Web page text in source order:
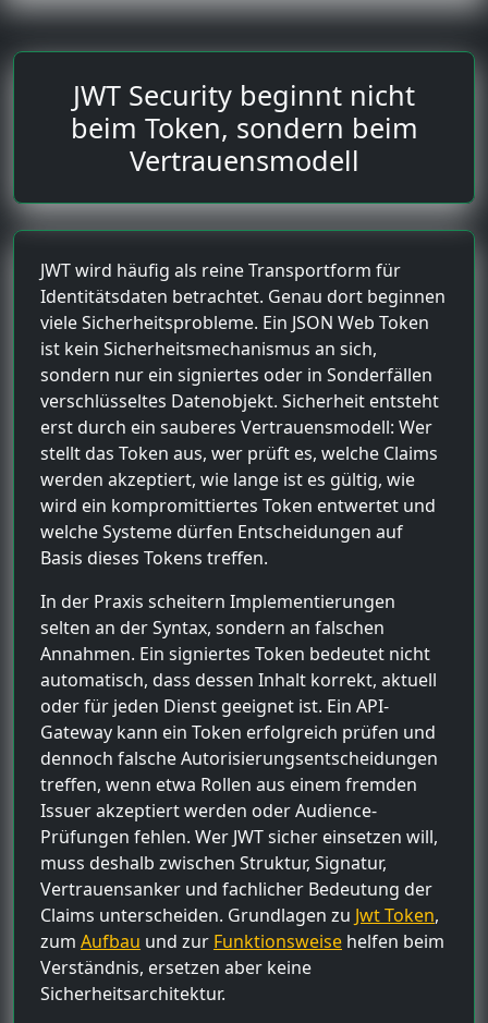
JWT Security beginnt nicht
beim Token, sondern beim
Vertrauensmodell
JWT wird häufig als reine Transportform für
Identitätsdaten betrachtet. Genau dort beginnen
viele Sicherheitsprobleme. Ein JSON Web Token
ist kein Sicherheitsmechanismus an sich,
sondern nur ein signiertes oder in Sonderfällen
verschlüsseltes Datenobjekt. Sicherheit entsteht
erst durch ein sauberes Vertrauensmodell: Wer
stellt das Token aus, wer prüft es, welche Claims
werden akzeptiert, wie lange ist es gültig, wie
wird ein kompromittiertes Token entwertet und
welche Systeme dürfen Entscheidungen auf
Basis dieses Tokens treffen.
In der Praxis scheitern Implementierungen
selten an der Syntax, sondern an falschen
Annahmen. Ein signiertes Token bedeutet nicht
automatisch, dass dessen Inhalt korrekt, aktuell
oder für jeden Dienst geeignet ist. Ein API-
Gateway kann ein Token erfolgreich prüfen und
dennoch falsche Autorisierungsentscheidungen
treffen, wenn etwa Rollen aus einem fremden
Issuer akzeptiert werden oder Audience-
Prüfungen fehlen. Wer JWT sicher einsetzen will,
muss deshalb zwischen Struktur, Signatur,
Vertrauensanker und fachlicher Bedeutung der
Claims unterscheiden. Grundlagen zu Jwt Token,
zum Aufbau und zur Funktionsweise helfen beim
Verständnis, ersetzen aber keine
Sicherheitsarchitektur.